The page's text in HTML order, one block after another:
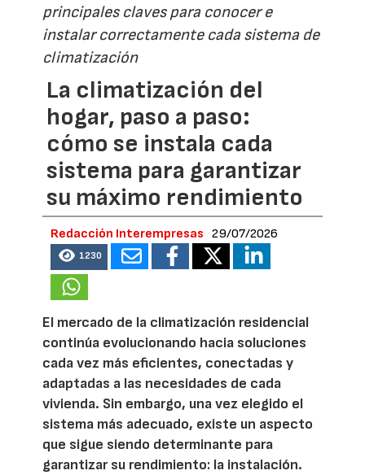
principales claves para conocer e
instalar correctamente cada sistema de
climatización
La climatización del
hogar, paso a paso:
cómo se instala cada
sistema para garantizar
su máximo rendimiento
Redacción Interempresas 29/07/2026
1230
El mercado de la climatización residencial
continúa evolucionando hacia soluciones
cada vez más eficientes, conectadas y
adaptadas a las necesidades de cada
vivienda. Sin embargo, una vez elegido el
sistema más adecuado, existe un aspecto
que sigue siendo determinante para
garantizar su rendimiento: la instalación.